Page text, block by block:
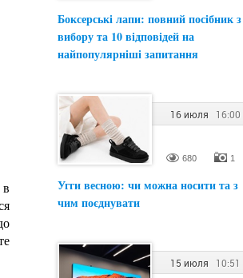
Боксерські лапи: повний посібник з
вибору та 10 відповідей на
найпопулярніші запитання
16 июля 16:00
680 1
Угги весною: чи можна носити та з
чим поєднувати
15 июля 10:51